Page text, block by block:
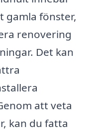
gamla fönster,
renovering
Det kan
att veta
kan du fatta